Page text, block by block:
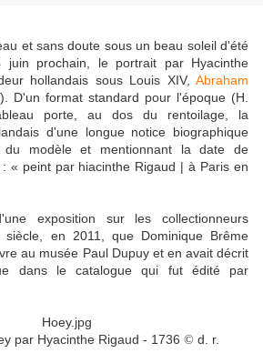
et sans doute sous un beau soleil d'été
prochain, le portrait par Hyacinthe
hollandais sous Louis XIV, Abraham
D'un format standard pour l'époque (H.
porte, au dos du rentoilage, la
d'une longue notice biographique
du modèle et mentionnant la date de
« peint par hiacinthe Rigaud | à Paris en
exposition sur les collectionneurs
siècle, en 2011, que Dominique Brême
au musée Paul Dupuy et en avait décrit
dans le catalogue qui fut édité par
par Hyacinthe Rigaud - 1736 © d. r.